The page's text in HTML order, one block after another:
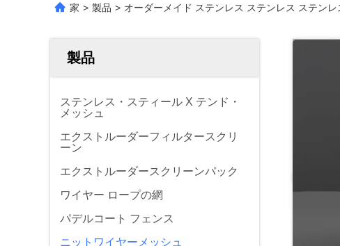
家 > 製品 > オーダーメイド ステンレス ステンレス ステン
製品
ステンレス・スティール X テンド・
メッシュ
エクストルーダーフィルタースクリ
ーン
エクストルーダースクリーンパック
ワイヤー ロープの網
パデルコート フェンス
ニットワイヤーメッシュ